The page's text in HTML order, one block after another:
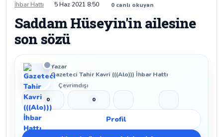
İhbar Hattı
5 Haz 2021 8:50 0 canlı okuyan
Saddam Hüseyin'in ailesine
son sözü
Yazar
Gazeteci Tahir Kavri (((Alo))) İhbar Hattı
Çevrimdışı
Beğen
0 Beğenmeme
0
Profil